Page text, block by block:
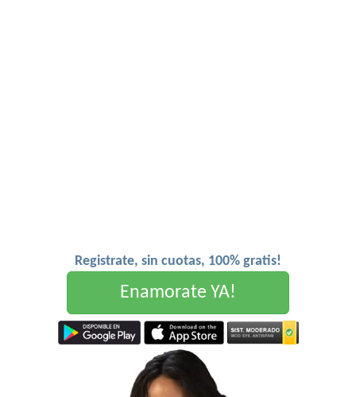
Registrate, sin cuotas, 100% gratis!
Enamorate YA!